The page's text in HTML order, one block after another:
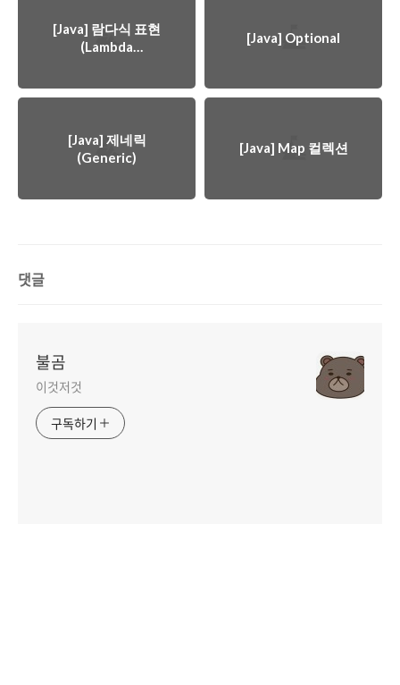
[Java] 람다식 표현
(Lambda
[Java] Optional
[Java] 제네릭
(Generic)
[Java] Map 컬렉션
댓글
불곰
이것저것
구독하기